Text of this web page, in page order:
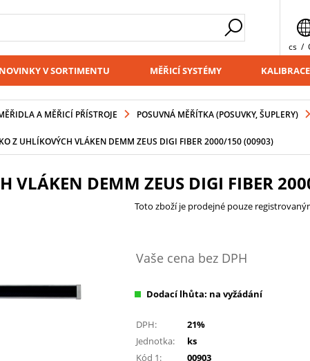
cs /
NOVINKY V SORTIMENTU MĚŘICÍ SYSTÉMY
A MĚŘICÍ PŘÍSTROJE POSUVNÁ MĚŘÍTKA (POSUVKY, ŠUPLERY)
Z UHLÍKOVÝCH VLÁKEN DEMM ZEUS DIGI FIBER 2000/150 (00903)
VLÁKEN DEMM ZEUS DIGI FIBER
Toto zboží je prodejné pouze
Vaše cena bez DPH
Dodací lhůta: na vyžádání
DPH:
21%
Jednotka:
ks
Kód 1:
00903